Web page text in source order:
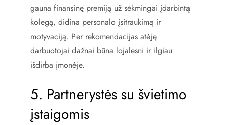
gauna finansinę premiją už sėkmingai įdarbintą
kolegą, didina personalo įsitraukimą ir
motyvaciją. Per rekomendacijas atėję
darbuotojai dažnai būna lojalesni ir ilgiau
išdirba įmonėje.
5. Partnerystės su švietimo
įstaigomis